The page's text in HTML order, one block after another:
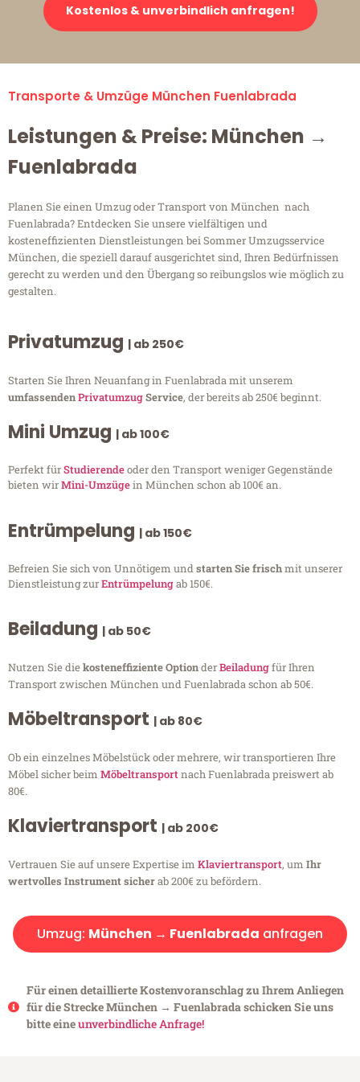
Kostenlos & unverbindlich anfragen!
Transporte & Umzüge München Fuenlabrada
Leistungen & Preise: München →
Fuenlabrada
Planen Sie einen Umzug oder Transport von München nach
Fuenlabrada? Entdecken Sie unsere vielfältigen und
kosteneffizienten Dienstleistungen bei Sommer Umzugsservice
München, die speziell darauf ausgerichtet sind, Ihren Bedürfnissen
gerecht zu werden und den Übergang so reibungslos wie möglich zu
gestalten.
Privatumzug | ab 250€
Starten Sie Ihren Neuanfang in Fuenlabrada mit unserem
umfassendenPrivatumzugService, der bereits ab 250€ beginnt.
Mini Umzug | ab 100€
Perfekt fürStudierendeoder den Transport weniger Gegenstände
bieten wirMini-Umzügein München schon ab 100€ an.
Entrümpelung | ab 150€
Befreien Sie sich von Unnötigem undstarten Sie frischmit unserer
Dienstleistung zurEntrümpelungab 150€.
Beiladung | ab 50€
Nutzen Sie diekosteneffiziente OptionderBeiladungfür Ihren
Transport zwischen München und Fuenlabrada schon ab 50€.
Möbeltransport | ab 80€
Ob ein einzelnes Möbelstück oder mehrere, wir transportieren Ihre
Möbel sicher beim Möbeltransportnach Fuenlabrada preiswert ab
80€.
Klaviertransport | ab 200€
Vertrauen Sie auf unsere Expertise im Klaviertransport, um Ihr
wertvolles Instrument sicherab 200€ zu befördern.
Umzug: München → Fuenlabrada anfragen
Für einen detaillierte Kostenvoranschlag zu Ihrem Anliegen
für die Strecke München → Fuenlabrada schicken Sie uns
bitte eineunverbindliche Anfrage!